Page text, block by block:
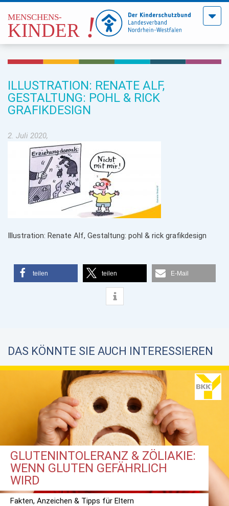
Menü
ILLUSTRATION: RENATE ALF,
GESTALTUNG: POHL & RICK
GRAFIKDESIGN
2. Juli 2020,
Illustration: Renate Alf, Gestaltung: pohl & rick graﬁkdesign
teilen teilen E-Mail
DAS KÖNNTE SIE AUCH INTERESSIEREN
GLUTENINTOLERANZ & ZÖLIAKIE:
WENN GLUTEN GEFÄHRLICH
WIRD
Fakten, Anzeichen & Tipps für Eltern